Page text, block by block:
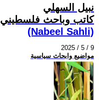
نبيل السهلي
كاتب وباحث فلسطيني
(Nabeel Sahli)
2025 / 5 / 9
مواضيع وابحاث سياسية